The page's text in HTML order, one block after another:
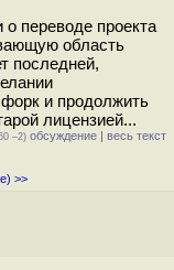
переводе проекта
область
последней,
и продолжить
лицензией...
–2) обсуждение | весь текст
>>